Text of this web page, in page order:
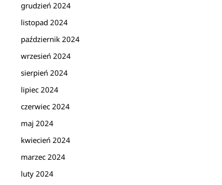
grudzień 2024
listopad 2024
październik 2024
wrzesień 2024
sierpień 2024
lipiec 2024
czerwiec 2024
maj 2024
kwiecień 2024
marzec 2024
luty 2024